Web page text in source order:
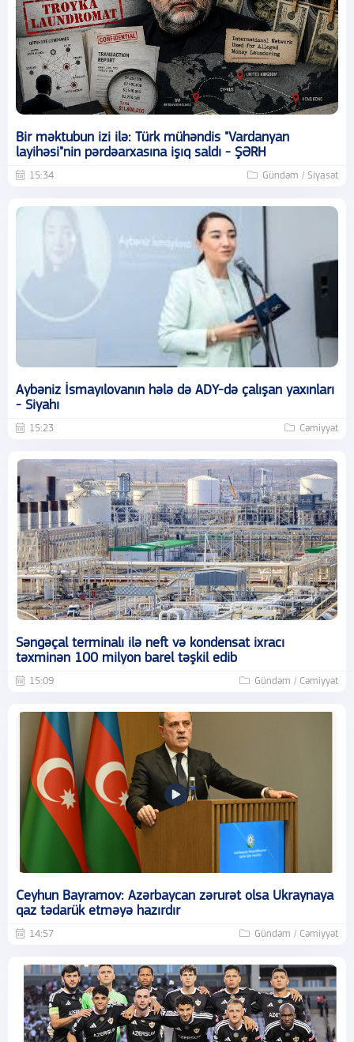
Bir məktubun izi ilə: Türk mühəndis "Vardanyan
layihəsi"nin pərdəarxasına işıq saldı - ŞƏRH
15:34 Gündəm / Siyasət
Aybəniz İsmayılovanın hələ də ADY-də çalışan yaxınları
- Siyahı
15:23 Cəmiyyət
Səngəçal terminalı ilə neft və kondensat ixracı
təxminən 100 milyon barel təşkil edib
15:09 Gündəm / Cəmiyyət
Ceyhun Bayramov: Azərbaycan zərurət olsa Ukraynaya
qaz tədarük etməyə hazırdır
14:57 Gündəm / Cəmiyyət